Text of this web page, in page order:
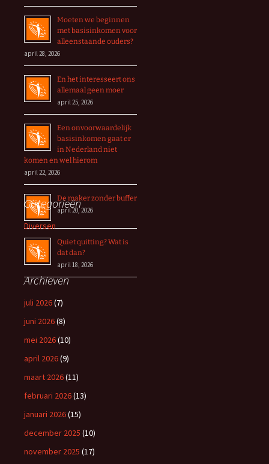
Moeten we beginnen
met basisinkomen voor
alleenstaande ouders?
april 28, 2026
En het interesseert ons
allemaal geen moer
april 25, 2026
Een onvoorwaardelijk
basisinkomen gaat er
in Nederland niet
komen en wel hierom
april 22, 2026
De maker zonder buffer
april 20, 2026
Quiet quitting? Wat is
dat dan?
april 18, 2026
Categorieën
Diversen
Archieven
juli 2026(7)
juni 2026(8)
mei 2026(10)
april 2026(9)
maart 2026(11)
februari 2026(13)
januari 2026(15)
december 2025 (10)
november 2025 (17)